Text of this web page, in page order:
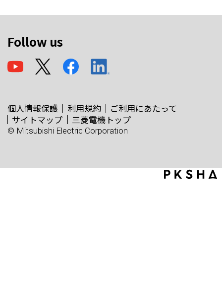
Follow us
個人情報保護 利用規約
ご利用にあたって
サイトマップ
三菱電機トップ
© Mitsubishi Electric Corporation